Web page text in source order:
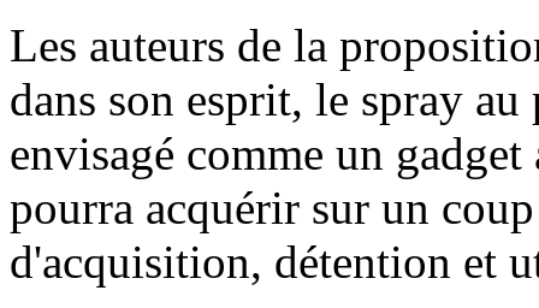
Les auteurs de la
dans son esprit, le spray
envisagé comme un
pourra acquérir sur un
d'acquisition, détention et